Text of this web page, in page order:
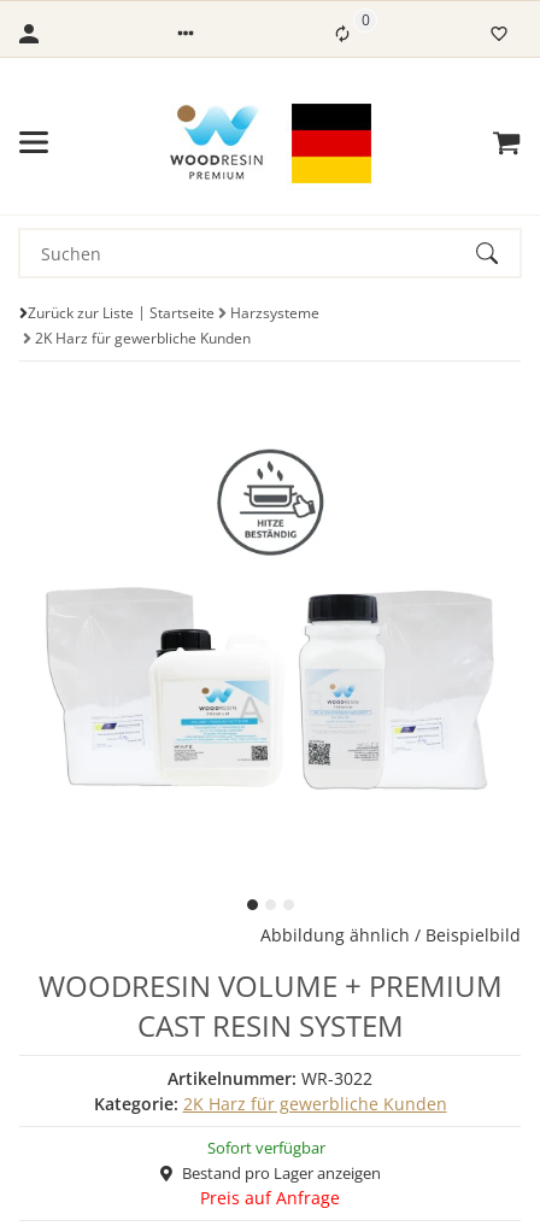
0
Zurück zur Liste Startseite
Harzsysteme
2K Harz für gewerbliche Kunden
Abbildung ähnlich / Beispielbild
WOODRESIN VOLUME + PREMIUM
CAST RESIN SYSTEM
Artikelnummer: WR-3022
Kategorie: 2K Harz für gewerbliche Kunden
Sofort verfügbar
Bestand pro Lager anzeigen
Preis auf Anfrage